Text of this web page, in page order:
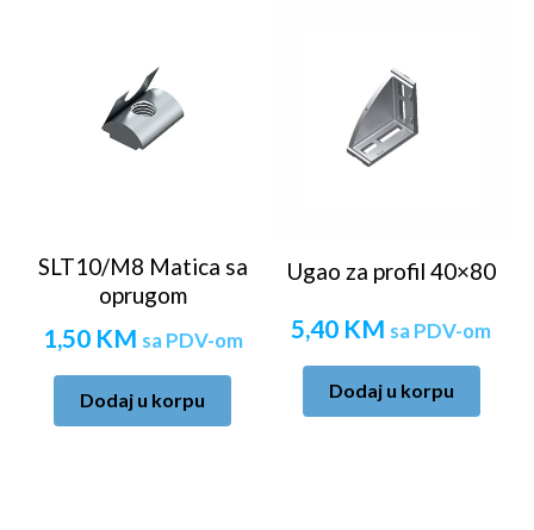
SLT10/M8 Matica sa
oprugom
1,50 KM sa PDV-om
Dodaj u korpu
Ugao za profil 40×80
5,40 KM sa PDV-om
Dodaj u korpu